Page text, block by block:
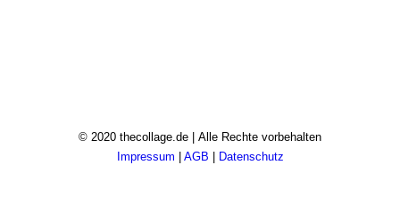
© 2020 thecollage.de | Alle Rechte vorbehalten
Impressum
AGB Datenschutz